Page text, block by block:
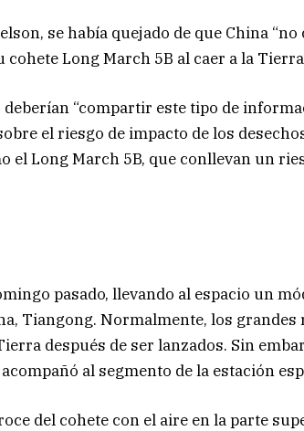
se había quejado de que China
Long March 5B al caer a la
“compartir este tipo de
el riesgo de impacto de los
el Long March 5B, que conllevan un
pasado, llevando al espacio un
Tiangong. Normalmente, los grandes
después de ser lanzados. Sin
al segmento de la estación
del cohete con el aire en la parte